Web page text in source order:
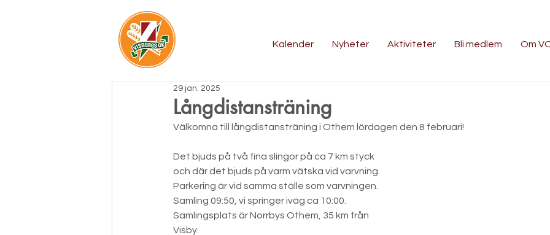
Kalender Nyheter Aktiviteter Bli medlem Om
Långdistansträning
29 jan. 2025
Välkomna till långdistansträning i Othem lördagen den 8 februari!
Det bjuds på två fina slingor på ca 7 km styck
och där det bjuds på varm vätska vid varvning.
Parkering är vid samma ställe som varvningen.
Samling 09:50, vi springer iväg ca 10:00.
Samlingsplats är Norrbys Othem, 35 km från
Visby.